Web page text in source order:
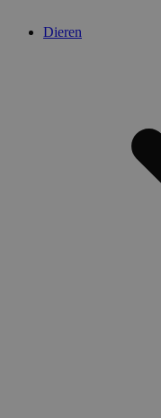
Dieren